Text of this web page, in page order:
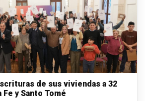
de sus viviendas a 32
y Santo Tomé